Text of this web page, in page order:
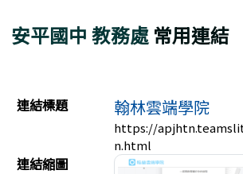
安平國中 教務處 常用連結
連結列表
連結標題 翰林雲端學院
https://
n.html
連結縮圖